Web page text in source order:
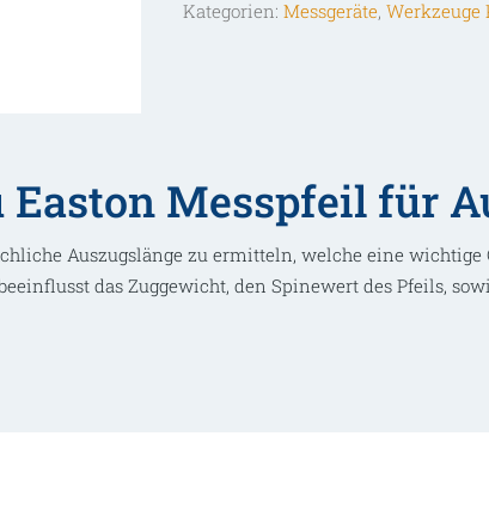
Menge
Kategorien: Messgeräte, Werkzeuge
Easton Messpfeil für
Auszugslänge zu ermitteln, welche eine
das Zuggewicht, den Spinewert des Pfeils,